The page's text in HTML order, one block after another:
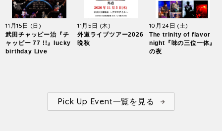
11月15日 (日)
武田チャッピー治『チ
ャッピー 77 !!』lucky
birthday Live
11月5日 (木)
外道ライブツアー2026
晩秋
10月24日 (土)
The trinity of flavor
night『味の三位一体』
の夜
Pick Up Event一覧を見る